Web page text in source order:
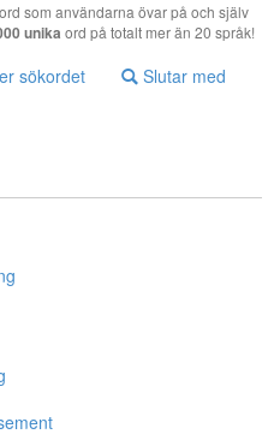
som användarna övar på och själv
unika ord på totalt mer än 20 språk!
sökordet Slutar med